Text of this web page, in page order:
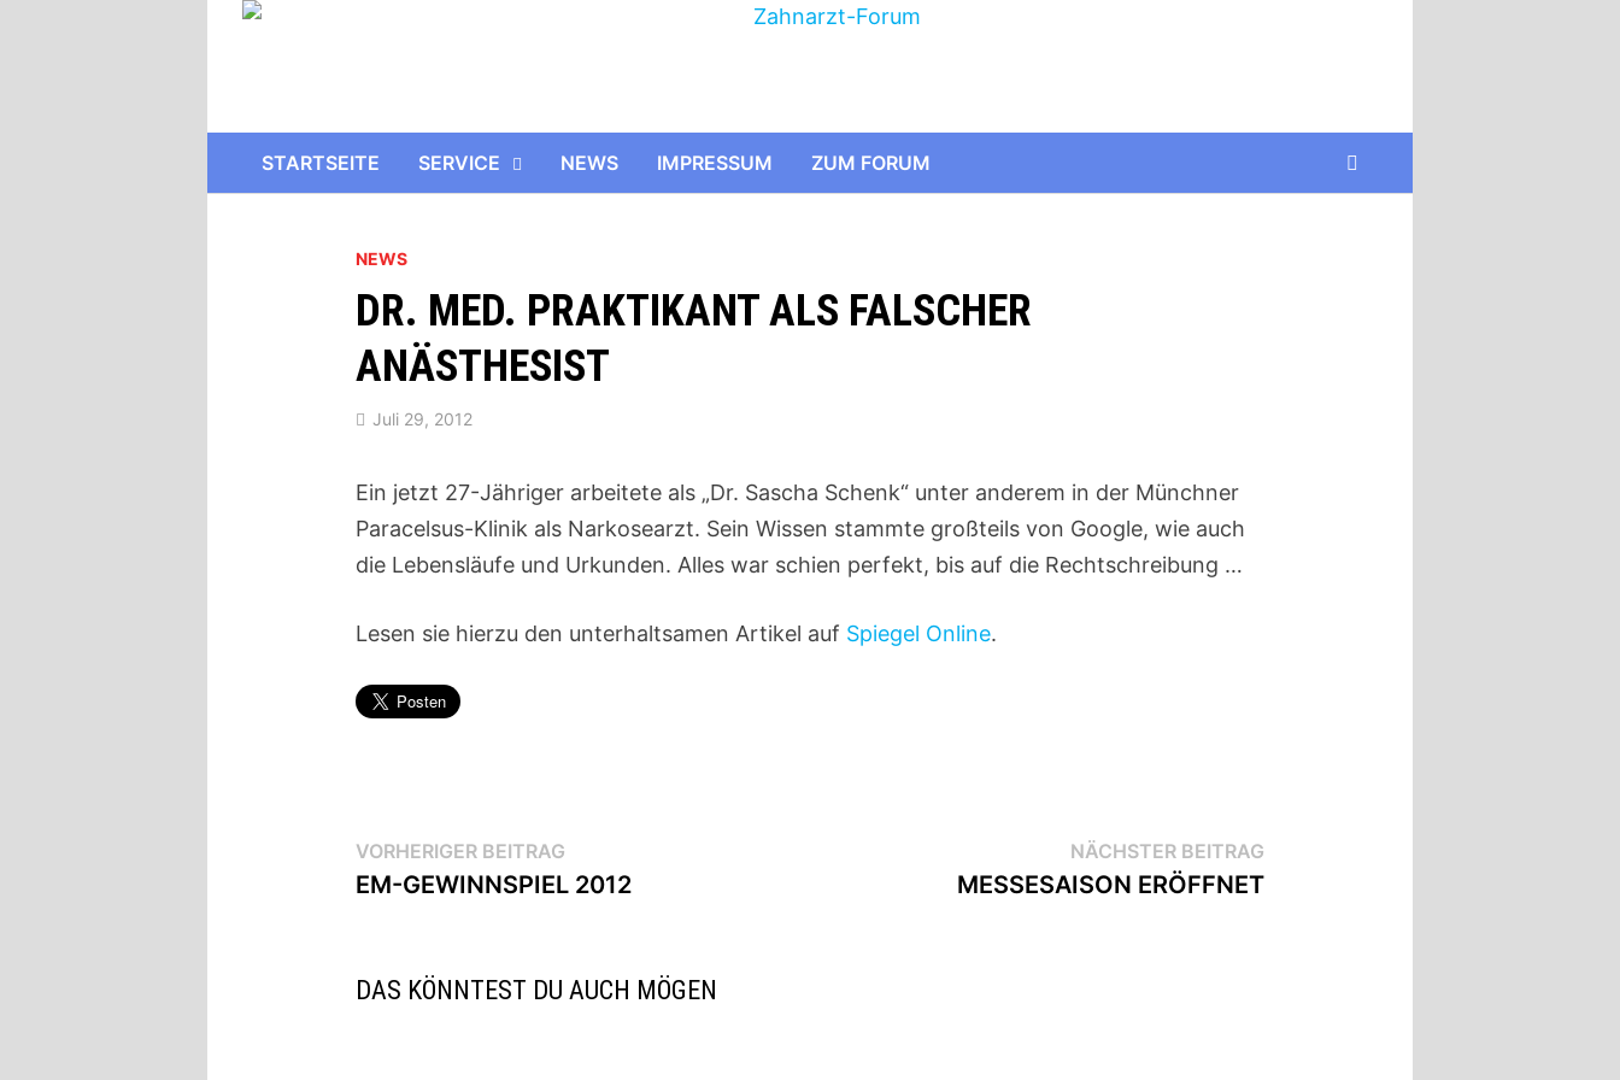
Zurück
STARTSEITE SERVICE NEWS IMPRESSUM ZUM FORUM
NEWS
DR. MED. PRAKTIKANT ALS FALSCHER
ANÄSTHESIST
Juli 29, 2012
Ein jetzt 27-Jähriger arbeitete als „Dr. Sascha Schenk“ unter anderem in der Münchner
Paracelsus-Klinik als Narkosearzt. Sein Wissen stammte großteils von Google, wie auch
die Lebensläufe und Urkunden. Alles war schien perfekt, bis auf die Rechtschreibung …
Lesen sie hierzu den unterhaltsamen Artikel auf Spiegel Online.
Beitragsnavigation
VORHERIGER BEITRAGVorheriger
Beitrag:
EM-GEWINNSPIEL 2012
NÄCHSTER BEITRAG
Beitrag:
MESSESAISON ERÖFFNET
DAS KÖNNTEST DU AUCH MÖGEN